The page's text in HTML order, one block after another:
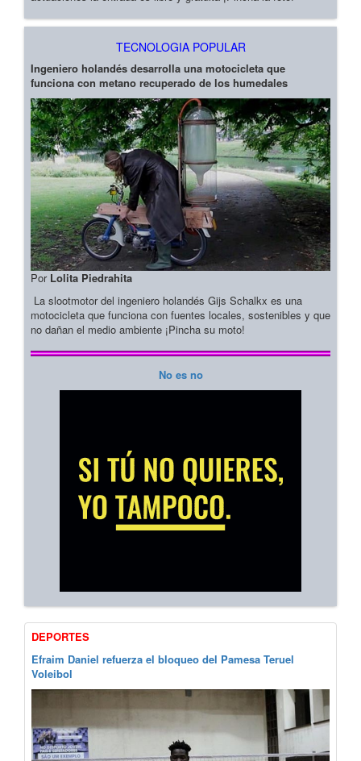
TECNOLOGIA POPULAR
Ingeniero holandés desarrolla una motocicleta que
funciona con metano recuperado de los humedales
Por Lolita Piedrahita
La slootmotor del ingeniero holandés Gijs Schalkx es una
motocicleta que funciona con fuentes locales, sostenibles y que
no dañan el medio ambiente ¡Pincha su moto!
No es no
DEPORTES
Efraim Daniel refuerza el bloqueo del Pamesa Teruel
Voleibol